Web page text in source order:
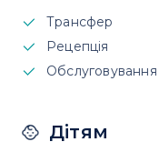
Трансфер
Рецепція
Дітям